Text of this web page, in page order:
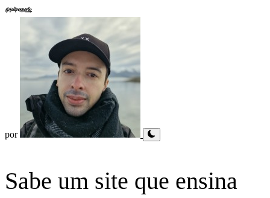
por
Sabe um site que ensina